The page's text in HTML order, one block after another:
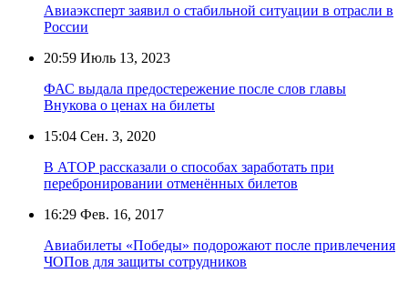
Авиаэксперт заявил о стабильной ситуации в отрасли в
России
20:59 Июль 13, 2023
ФАС выдала предостережение после слов главы
Внукова о ценах на билеты
15:04 Сен. 3, 2020
В АТОР рассказали о способах заработать при
перебронировании отменённых билетов
16:29 Фев. 16, 2017
Авиабилеты «Победы» подорожают после привлечения
ЧОПов для защиты сотрудников